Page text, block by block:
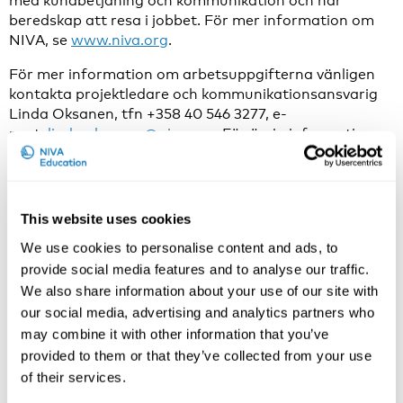
This website uses cookies
We use cookies to personalise content and ads, to
provide social media features and to analyse our traffic.
We also share information about your use of our site with
our social media, advertising and analytics partners who
may combine it with other information that you’ve
provided to them or that they’ve collected from your use
of their services.
beredskap att resa i jobbet. För mer information om
NIVA, se www.niva.org.
För mer information om arbetsuppgifterna vänligen
kontakta projektledare och kommunikationsansvarig
Linda Oksanen, tfn +358 40 546 3277, e-
post: linda.oksanen@niva.org
. För övrig information
om tjänsten vänligen kontakta NIVA:s direktör Henrik
Vi ser fram emot din skriftliga ansökan med
löneanspråk via rekryteringssystemet Emply senast
den 6.11.2023 kl. 16.00 (finsk tid).
Ansök här
Projektledare
Arbetsuppgifter